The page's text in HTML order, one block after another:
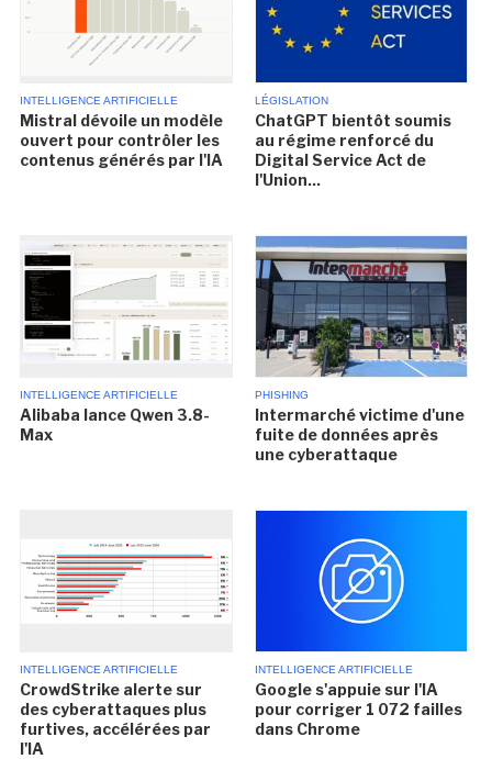
INTELLIGENCE ARTIFICIELLE
Mistral dévoile un modèle
ouvert pour contrôler les
contenus générés par l'IA
LÉGISLATION
ChatGPT bientôt soumis
au régime renforcé du
Digital Service Act de
l'Union...
INTELLIGENCE ARTIFICIELLE
Alibaba lance Qwen 3.8-
Max
PHISHING
Intermarché victime d'une
fuite de données après
une cyberattaque
INTELLIGENCE ARTIFICIELLE
CrowdStrike alerte sur
des cyberattaques plus
furtives, accélérées par
l'IA
INTELLIGENCE ARTIFICIELLE
Google s'appuie sur l'IA
pour corriger 1 072 failles
dans Chrome